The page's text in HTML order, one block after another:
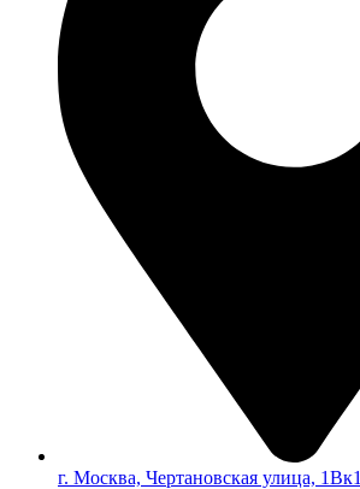
г. Москва, Чертановская улица, 1Вк1